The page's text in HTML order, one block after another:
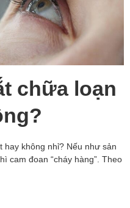
chữa loạn
hay không nhỉ? Nếu như sản
cam đoan “cháy hàng”. Theo